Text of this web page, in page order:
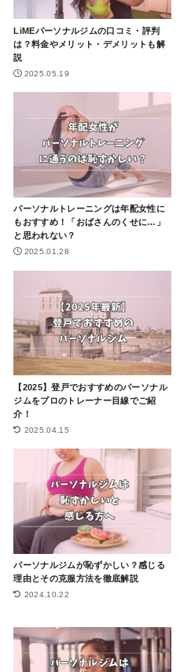
LiMEパーソナルジムの口コミ・評判
は？料金やメリット・デメリットも解
説
2025.05.19
パーソナルトレーニングは年配女性に
もおすすめ！「おばさんのくせに…」
と思われない？
2025.01.28
【2025】登戸でおすすめのパーソナル
ジムをプロのトレーナー目線でご紹
介！
2025.04.15
パーソナルジムが恥ずかしい？感じる
理由とその克服方法を徹底解説
2024.10.22